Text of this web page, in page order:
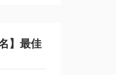
】最佳